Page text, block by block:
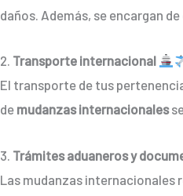
daños. Además, se encargan
2. Transporte internacional
El transporte de tus
de mudanzas internacionales
3. Trámites aduaneros y
Las mudanzas internacionales